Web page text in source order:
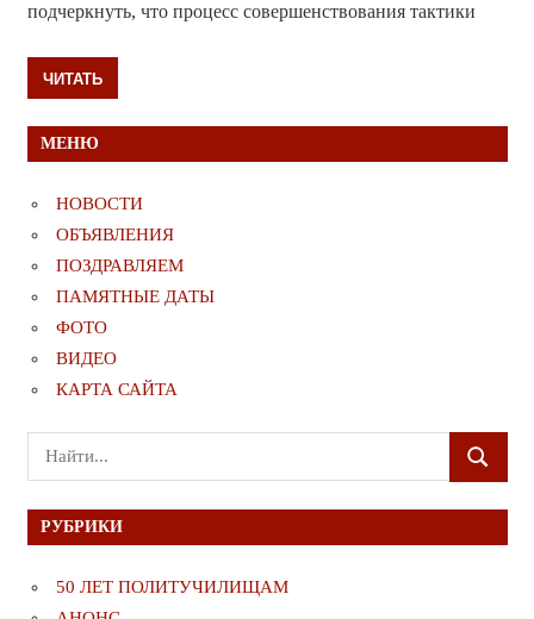
подчеркнуть, что процесс совершенствования тактики
ЧИТАТЬ
МЕНЮ
НОВОСТИ
ОБЪЯВЛЕНИЯ
ПОЗДРАВЛЯЕМ
ПАМЯТНЫЕ ДАТЫ
ФОТО
ВИДЕО
КАРТА САЙТА
Поиск
для:
ПОИСК
РУБРИКИ
50 ЛЕТ ПОЛИТУЧИЛИЩАМ